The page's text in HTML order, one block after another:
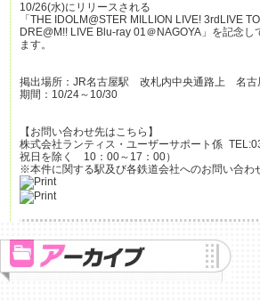
10/26(水)にリリースされる
「THE IDOLM@STER MILLION LIVE! 3rdLIVE
DRE@M!! LIVE Blu-ray 01＠NAGOYA」を記念し
ます。
掲出場所：JR名古屋駅 改札内中央通路上 名古
期間：10/24～10/30
【お問い合わせ先はこちら】
株式会社ランティス・ユーザーサポート係
祝日を除く 10：00～17：00）
※本件に関する駅及び各鉄道会社へのお問い合わ